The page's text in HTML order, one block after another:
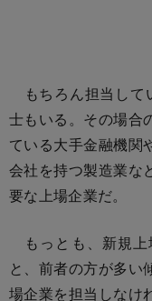
もちろん担当して
士もいる。その場合
ている大手金融機関
会社を持つ製造業な
要な上場企業だ。
もっとも、新規上
と、前者の方が多い
場企業を担当しなけ